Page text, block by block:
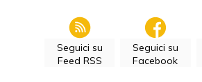
Seguici su
Feed RSS
Seguici su
Facebook